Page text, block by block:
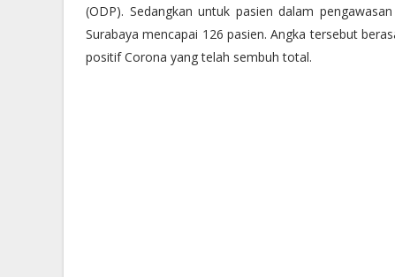
(ODP). Sedangkan untuk pasien dalam
Surabaya mencapai 126 pasien. Angka tersebut
positif Corona yang telah sembuh total.